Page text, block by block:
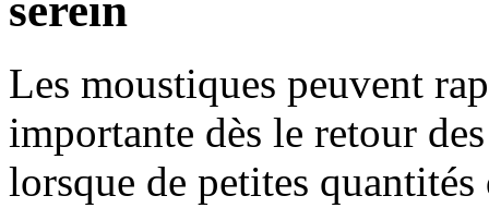
Les moustiques peuvent
importante dès le retour
lorsque de petites quantités